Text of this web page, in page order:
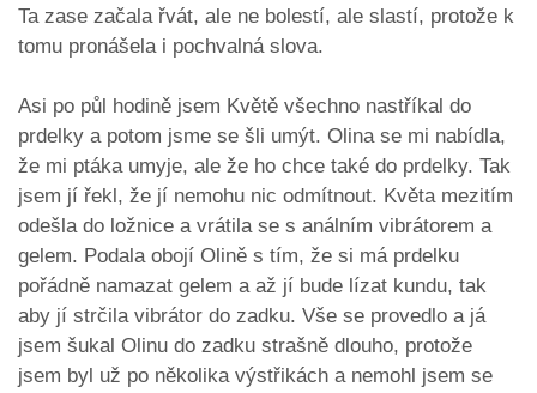
Ta zase začala řvát, ale ne bolestí, ale slastí, protože k
tomu pronášela i pochvalná slova.
Asi po půl hodině jsem Květě všechno nastříkal do
prdelky a potom jsme se šli umýt. Olina se mi nabídla,
že mi ptáka umyje, ale že ho chce také do prdelky. Tak
jsem jí řekl, že jí nemohu nic odmítnout. Květa mezitím
odešla do ložnice a vrátila se s análním vibrátorem a
gelem. Podala obojí Olině s tím, že si má prdelku
pořádně namazat gelem a až jí bude lízat kundu, tak
aby jí strčila vibrátor do zadku. Vše se provedlo a já
jsem šukal Olinu do zadku strašně dlouho, protože
jsem byl už po několika výstřikách a nemohl jsem se